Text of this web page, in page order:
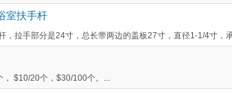
室扶手杆
，拉手部分是24寸，总长带两边的盖板27寸，直径1-1/4寸，
$10/20个，$30/100个。...